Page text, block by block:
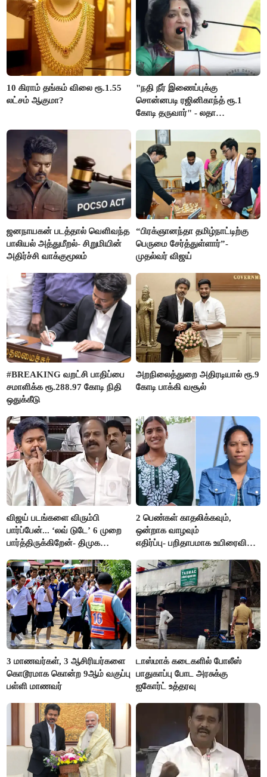
10 கிராம் தங்கம் விலை ரூ.1.55
லட்சம் ஆகுமா?
"நதி நீர் இணைப்புக்கு
சொன்னபடி ரஜினிகாந்த் ரூ.1
கோடி தருவார்" - லதா
ஜனநாயகன் படத்தால் வெளிவந்த
பாலியல் அத்துமீறல்- சிறுமியின்
அதிர்ச்சி வாக்குமூலம்
“பிரக்ஞானந்தா தமிழ்நாட்டிற்கு
பெருமை சேர்த்துள்ளார்”-
முதல்வர் விஜய்
#BREAKING வறட்சி பாதிப்பை
சமாளிக்க ரூ.288.97 கோடி நிதி
ஒதுக்கீடு
அறநிலைத்துறை அதிரடியால் ரூ.9
கோடி பாக்கி வசூல்
விஜய் படங்களை விரும்பி
பார்ப்பேன்... ‘லவ் டுடே’ 6 முறை
பார்த்திருக்கிறேன்- திமுக
2 பெண்கள் காதலிக்கவும்,
ஒன்றாக வாழவும்
எதிர்ப்பு- பறிதாபமாக உயிரைவிட்ட
3 மாணவர்கள், 3 ஆசிரியர்களை
கொடூரமாக கொன்ற 9ஆம் வகுப்பு
பள்ளி மாணவர்
டாஸ்மாக் கடைகளில் போலீஸ்
பாதுகாப்பு போட அரசுக்கு
ஐகோர்ட் உத்தரவு